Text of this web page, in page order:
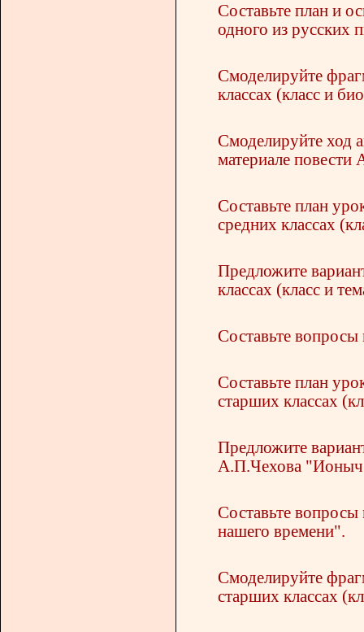
Составьте план и
одного из русских
Смоделируйте
классах (класс и
Смоделируйте ход
материале
Составьте план
средних классах
Предложите
классах (класс и
Составьте
Составьте план
старших классах
Предложите
А.П.Чехова
Составьте
нашего времени".
Смоделируйте
старших классах